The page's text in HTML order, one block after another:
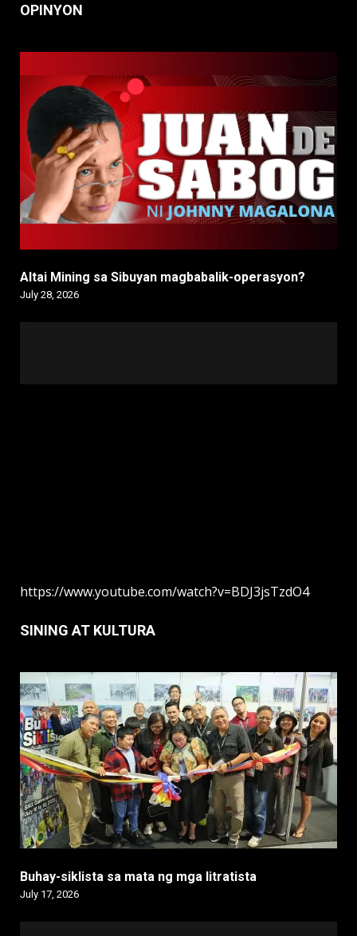
OPINYON
Altai Mining sa Sibuyan magbabalik-operasyon?
July 28, 2026
https://www.youtube.com/watch?v=BDJ3jsTzdO4
SINING AT KULTURA
Buhay-siklista sa mata ng mga litratista
July 17, 2026